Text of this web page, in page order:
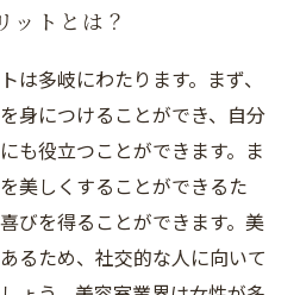
ットとは？
は多岐にわたります。まず、
身につけることができ、自分
も役立つことができます。ま
美しくすることができるた
びを得ることができます。美
るため、社交的な人に向いて